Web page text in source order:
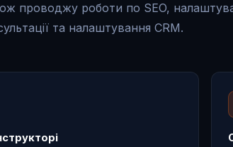
проводжу роботи по SEO,
та налаштування CRM.